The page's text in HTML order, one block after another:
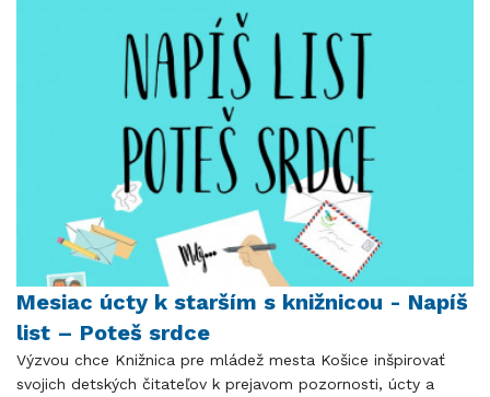
Mesiac úcty k starším s knižnicou - Napíš
list – Poteš srdce
Výzvou chce Knižnica pre mládež mesta Košice inšpirovať
svojich detských čitateľov k prejavom pozornosti, úcty a